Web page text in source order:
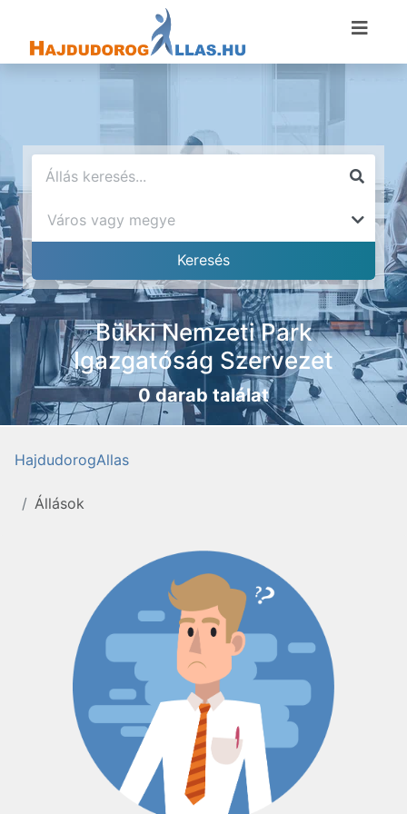
Bükki Nemzeti Park
Igazgatóság Szervezet
0 darab találat
HajdudorogAllas
Állások